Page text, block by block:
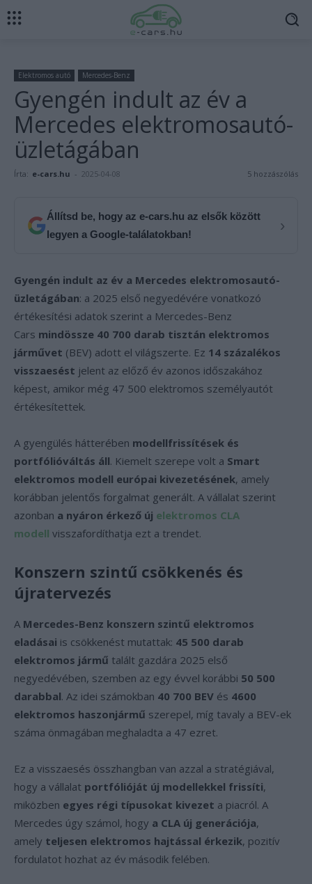
Elektromos autó Mercedes-Benz
Gyengén indult az év a
Mercedes elektromosautó-
üzletágában
Írta: e-cars.hu - 2025-04-08 5 hozzászólás
Állítsd be, hogy az e-cars.hu az elsők között
legyen a Google-találatokban!
›
Gyengén indult az év a Mercedes elektromosautó-
üzletágában: a 2025 első negyedévére vonatkozó
értékesítési adatok szerint a Mercedes-Benz
Cars mindössze 40 700 darab tisztán elektromos
járművet (BEV) adott el világszerte. Ez 14 százalékos
visszaesést jelent az előző év azonos időszakához
képest, amikor még 47 500 elektromos személyautót
értékesítettek.
A gyengülés hátterében modellfrissítések és
portfólióváltás áll. Kiemelt szerepe volt a Smart
elektromos modell európai kivezetésének, amely
korábban jelentős forgalmat generált. A vállalat szerint
azonban a nyáron érkező új elektromos CLA
modell visszafordíthatja ezt a trendet.
Konszern szintű csökkenés és
újratervezés
A Mercedes-Benz konszern szintű elektromos
eladásai is csökkenést mutattak: 45 500 darab
elektromos jármű talált gazdára 2025 első
negyedévében, szemben az egy évvel korábbi 50 500
darabbal. Az idei számokban 40 700 BEV és 4600
elektromos haszonjármű szerepel, míg tavaly a BEV-ek
száma önmagában meghaladta a 47 ezret.
Ez a visszaesés összhangban van azzal a stratégiával,
hogy a vállalat portfólióját új modellekkel frissíti,
miközben egyes régi típusokat kivezet a piacról. A
Mercedes úgy számol, hogy a CLA új generációja,
amely teljesen elektromos hajtással érkezik, pozitív
fordulatot hozhat az év második felében.